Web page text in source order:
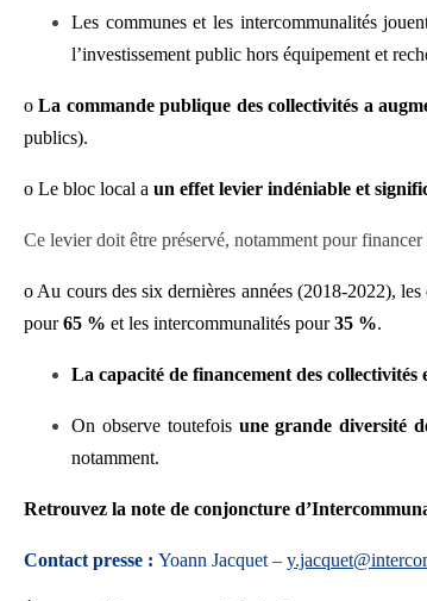
Les communes et les intercommunalités
l’investissement public hors équipement et
oLa commande publique des collectivités a
publics).
o Le bloc local a un effet levier indéniable et
Ce levier doit être préservé, notamment pour
o Au cours des six dernières années (2018-2022),
pour65 % et les intercommunalités pour35 %.
La capacité de financement des collectivités
On observe toutefois une grande diversité
notamment.
Retrouvez la note de conjoncture
Contact presse : Yoann Jacquet –